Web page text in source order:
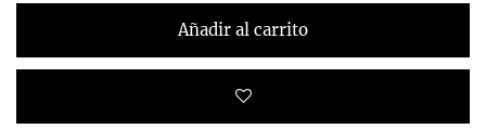
Añadir al carrito